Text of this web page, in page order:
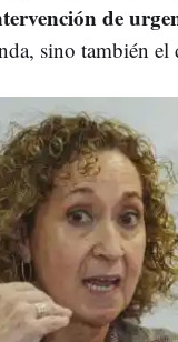
de
sino también el